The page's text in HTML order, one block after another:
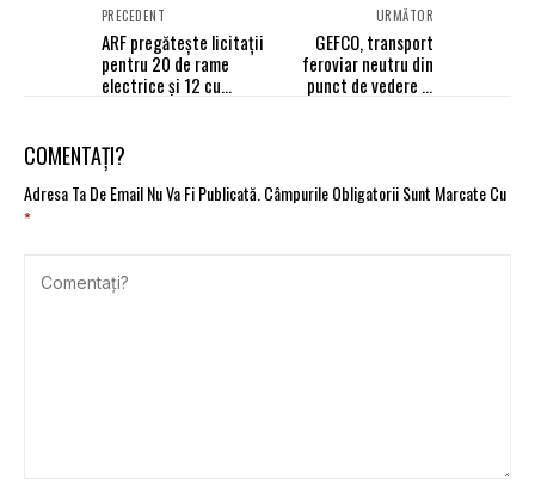
PRECEDENT
ARF pregătește licitații
pentru 20 de rame
electrice și 12 cu
URMĂTOR
GEFCO, transport
feroviar neutru din
punct de vedere al
COMENTAȚI?
Adresa Ta De Email Nu Va Fi Publicată. Câmpurile Obligatorii Sunt Marcate Cu
*